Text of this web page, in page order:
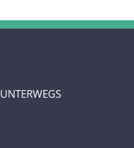
UNTERWEGS